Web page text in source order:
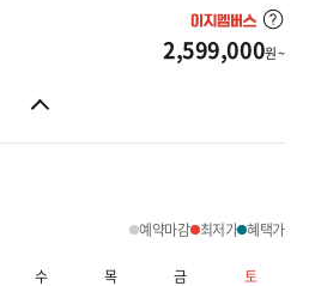
2,599,000원 ~
수 목 금 토
예약마감 최저가 혜택가